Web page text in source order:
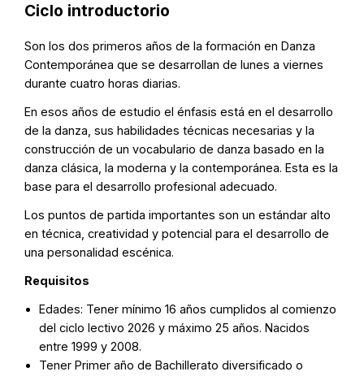
Ciclo introductorio
Son los dos primeros años de la formación en Danza
Contemporánea que se desarrollan de lunes a viernes
durante cuatro horas diarias.
En esos años de estudio el énfasis está en el desarrollo
de la danza, sus habilidades técnicas necesarias y la
construcción de un vocabulario de danza basado en la
danza clásica, la moderna y la contemporánea. Esta es la
base para el desarrollo profesional adecuado.
Los puntos de partida importantes son un estándar alto
en técnica, creatividad y potencial para el desarrollo de
una personalidad escénica.
Requisitos
Edades: Tener mínimo 16 años cumplidos al comienzo
del ciclo lectivo 2026 y máximo 25 años. Nacidos
entre 1999 y 2008.
Tener Primer año de Bachillerato diversificado o